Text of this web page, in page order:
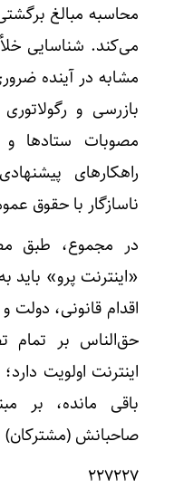
محاسبه مبالغ
می‌کند. شناسایی
مشابه در آینده
مصوبات ستادها
راهکارهای
ناسازگار با حقوق
در مجموع، طبق
«اینترنت پرو» باید
اقدام قانونی،
حق‌الناس بر تمام
اینترنت اولویت
باقی مانده، بر
صاحبانش
۲۲۷۲۲۷